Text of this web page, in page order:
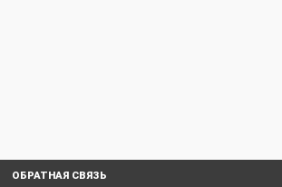
ОБРАТНАЯ СВЯЗЬ